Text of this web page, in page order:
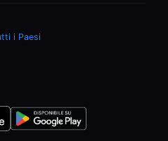
i Paesi